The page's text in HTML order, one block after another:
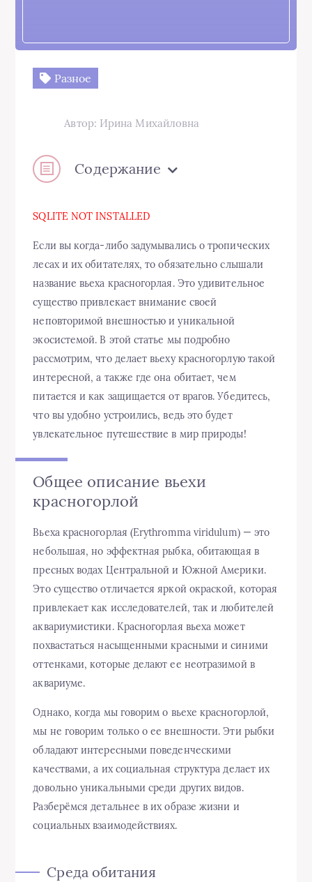
Разное
Автор: Ирина Михайловна
Содержание
SQLITE NOT INSTALLED
Если вы когда-либо задумывались о тропических
лесах и их обитателях, то обязательно слышали
название вьеха красногорлая. Это удивительное
существо привлекает внимание своей
неповторимой внешностью и уникальной
экосистемой. В этой статье мы подробно
рассмотрим, что делает вьеху красногорлую такой
интересной, а также где она обитает, чем
питается и как защищается от врагов. Убедитесь,
что вы удобно устроились, ведь это будет
увлекательное путешествие в мир природы!
Общее описание вьехи
красногорлой
Вьеха красногорлая (Erythromma viridulum) — это
небольшая, но эффектная рыбка, обитающая в
пресных водах Центральной и Южной Америки.
Это существо отличается яркой окраской, которая
привлекает как исследователей, так и любителей
аквариумистики. Красногорлая вьеха может
похвастаться насыщенными красными и синими
оттенками, которые делают ее неотразимой в
аквариуме.
Однако, когда мы говорим о вьехе красногорлой,
мы не говорим только о ее внешности. Эти рыбки
обладают интересными поведенческими
качествами, а их социальная структура делает их
довольно уникальными среди других видов.
Разберёмся детальнее в их образе жизни и
социальных взаимодействиях.
Среда обитания